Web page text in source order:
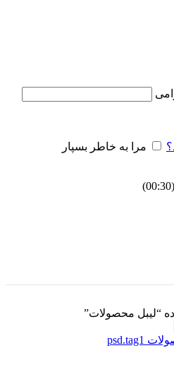
مرا به خاطر بسپار
(00:
30
)
“لیبل محصولات”